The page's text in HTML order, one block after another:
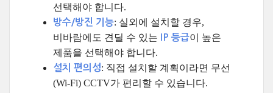
선택해야 합니다.
방수/방진 기능: 실외에 설치할 경우,
비바람에도 견딜 수 있는
IP 등급이 높은
제품을 선택해야 합니다.
설치 편의성: 직접 설치할 계획이라면 무선
(Wi-Fi) CCTV가 편리할 수 있습니다.